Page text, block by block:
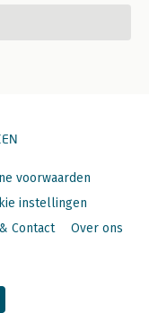
voorwaarden
instellingen
Contact Over ons